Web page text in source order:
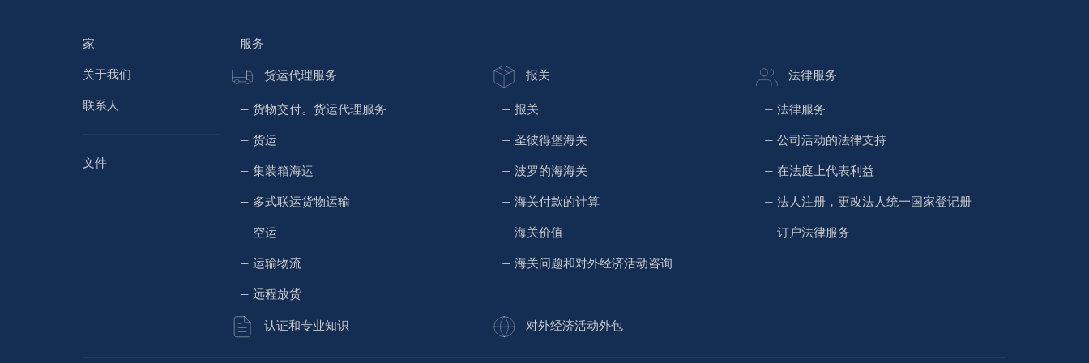
家
关于我们
联系人
文件
服务
货运代理服务
— 货物交付。货运代理服务
— 货运
— 集装箱海运
— 多式联运货物运输
— 空运
— 运输物流
— 远程放货
报关
— 报关
— 圣彼得堡海关
— 波罗的海海关
— 海关付款的计算
— 海关价值
— 海关问题和对外经济活动咨询
法律服务
— 法律服务
— 公司活动的法律支持
— 在法庭上代表利益
— 法人注册，更改法人统一国家登记册
— 订户法律服务
认证和专业知识 对外经济活动外包